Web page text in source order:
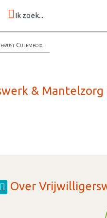
Ik zoek...
Culemborg
& Mantelzorg
Over